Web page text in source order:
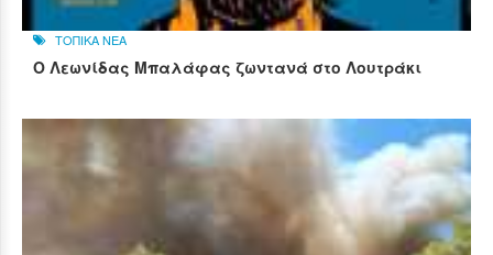
ΤΟΠΙΚΑ ΝΕΑ
Ο Λεωνίδας Μπαλάφας ζωντανά στο Λουτράκι